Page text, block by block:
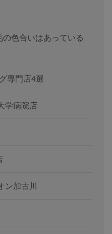
色合いはあっている
専門店4選
学病院店
ン加古川